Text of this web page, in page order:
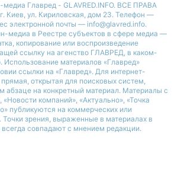
Главред - GLAVRED.INFO. ВСЕ ПРАВА
ул. Кириловская, дом 23. Телефон —
электронной почты — info@glavred.info.
медиа в Реестре cубъектов в сфере медиа —
копирование или воспроизведение
ссылку на агенство ГЛАВРЕД, в каком-
Использование материалов «Главред»
ссылки на «Главред». Для интернет-
прямая, открытая для поисковых систем,
абзаце на конкретный материал. Материалы с
компаний», «Актуально», «Точка
публикуются на коммерческих или
Точки зрения, выраженные в материалах в
совпадают с мнением редакции.